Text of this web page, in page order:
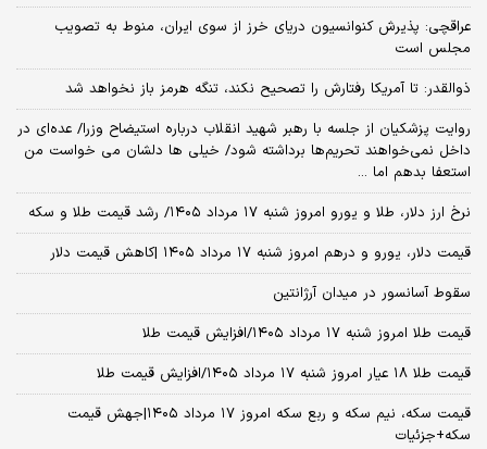
عراقچی: پذیرش کنوانسیون دریای خرز از سوی ایران، منوط به تصویب
مجلس است
ذوالقدر: تا آمریکا رفتارش را تصحیح نکند، تنگه هرمز باز نخواهد شد
روایت پزشکیان از جلسه با رهبر شهید انقلاب درباره استیضاح وزرا/ عده‌ای در
داخل نمی‌خواهند تحریم‌ها برداشته شود/ خیلی ها دلشان می خواست من
استعفا بدهم اما ...
نرخ ارز دلار، طلا و یورو امروز شنبه ۱۷ مرداد ۱۴۰۵/ رشد قیمت طلا و سکه
قیمت دلار، یورو و درهم امروز شنبه ۱۷ مرداد ۱۴۰۵ |کاهش قیمت دلار
سقوط آسانسور در میدان آرژانتین
قیمت طلا امروز شنبه ۱۷ مرداد ۱۴۰۵/افزایش قیمت طلا
قیمت طلا ۱۸ عیار امروز شنبه ۱۷ مرداد ۱۴۰۵/افزایش قیمت طلا
قیمت سکه، نیم سکه و ربع سکه امروز ۱۷ مرداد ۱۴۰۵|جهش قیمت
سکه+جزئیات